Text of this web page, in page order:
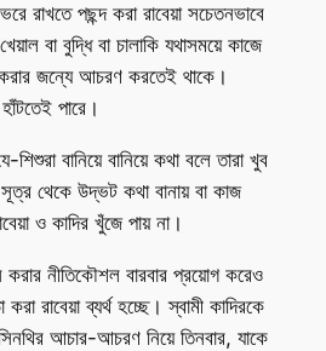
রাখতে পছন্দ করা রাবেয়া সচেতনভাবে
বা বুদ্ধি বা চালাকি যথাসময়ে কাজে
করার জন্যে আচরণ করতেই থাকে।
পারে।
বানিয়ে বানিয়ে কথা বলে তারা খুব
থেকে উদ্ভট কথা বানায় বা কাজ
ও কাদির খুঁজে পায় না।
করার নীতিকৌশল বারবার প্রয়োগ করেও
রাবেয়া ব্যর্থ হচ্ছে। স্বামী কাদিরকে
আচার-আচরণ নিয়ে তিনবার, যাকে